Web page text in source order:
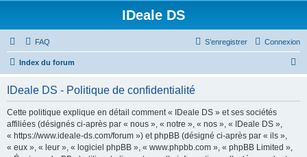
IDeale DS
FAQ Connexion
S’enregistrer
Index du forum
IDeale DS - Politique de confidentialité
Cette politique explique en détail comment « IDeale DS » et ses sociétés
affiliées (désignés ci-après par « nous », « notre », « nos », « IDeale DS »,
« https://www.ideale-ds.com/forum ») et phpBB (désigné ci-après par « ils »,
« eux », « leur », « logiciel phpBB », « www.phpbb.com », « phpBB Limited »,